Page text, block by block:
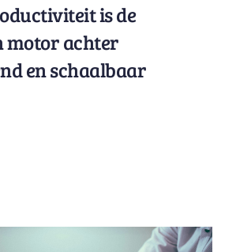
is de
motor achter
en schaalbaar